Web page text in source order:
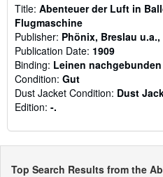
Title: Abenteuer der Luft in
Flugmaschine
Publisher: Phönix, Breslau u.a.,
Publication Date: 1909
Binding: Leinen nachgebunden
Condition: Gut
Dust Jacket Condition: Dust
Edition: -.
Top Search Results from the